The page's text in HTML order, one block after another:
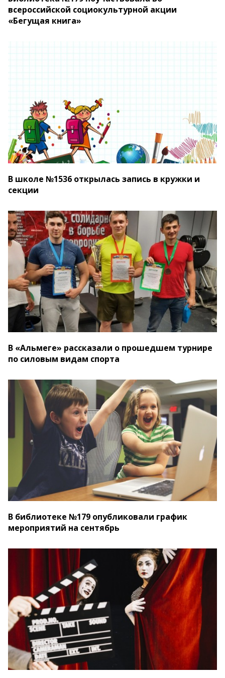
всероссийской социокультурной акции
«Бегущая книга»
В школе №1536 открылась запись в кружки и
секции
В «Альмеге» рассказали о прошедшем турнире
по силовым видам спорта
В библиотеке №179 опубликовали график
мероприятий на сентябрь